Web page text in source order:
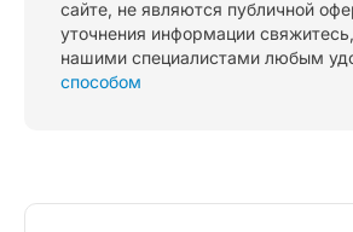
сайте, не являются публичной
уточнения информации
нашими специалистами любым
способом